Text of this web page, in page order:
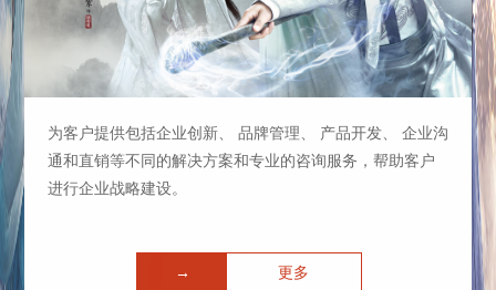
为客户提供包括企业创新、 品牌管理、 产品开发、 企业沟
通和直销等不同的解决方案和专业的咨询服务，帮助客户
进行企业战略建设。
更多
→